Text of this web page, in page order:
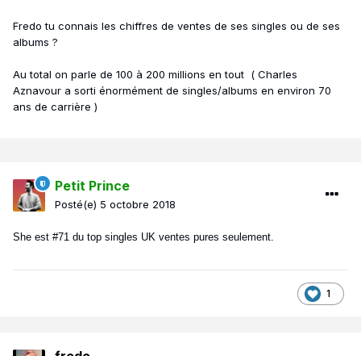
Fredo tu connais les chiffres de ventes de ses singles ou de ses
albums ?
Au total on parle de 100 à 200 millions en tout ( Charles
Aznavour a sorti énormément de singles/albums en environ 70
ans de carrière )
Petit Prince
Posté(e) 5 octobre 2018
She est #71 du top singles UK ventes pures seulement.
1